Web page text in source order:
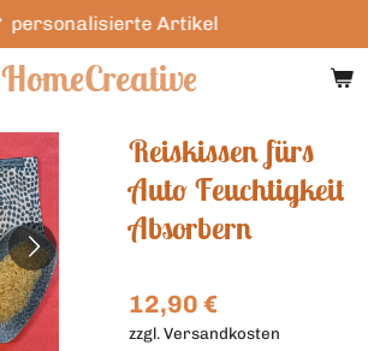
HomeCreative
personalisierte Artikel
Reiskissen fürs
Auto Feuchtigkeit
Absorbern
12,90 €
zzgl. Versandkosten